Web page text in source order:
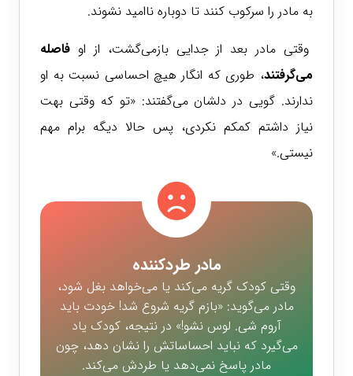
به مادر را سرکوب کنند تا دوباره ناامید نشوند.
وقتی مادر بعد از جدایی بازمی‌گشت، از او فاصله
می‌گرفتند، طوری که انگار هیچ احساسی نسبت به او
ندارند. گویی در دلشان می‌گفتند: «تو که وقتی بهت
نیاز داشتم کمکم نکردی، پس حالا دیگه برام مهم
نیستی.»
مادر طردکننده
وقتی کودک گریه می‌کند یا می‌خواهد بغل شود،
مادر می‌گوید: «بازم گریه شروع شد! خودت باید
آروم شی. لوس نشو!» در نتیجه، کودک یاد
می‌گیرد که نباید احساساتش را نشان دهد، چون
مادر پاسخ نمی‌دهد یا طردش می‌کند.